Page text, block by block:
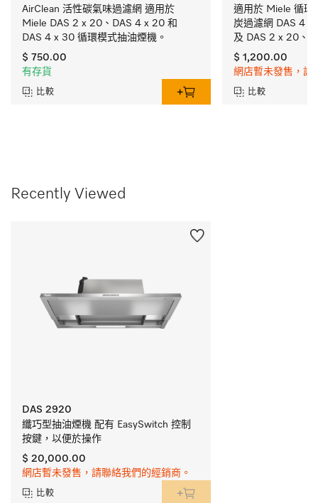
AirClean 活性碳氣味過濾網﻿ 適用於
Miele DAS 2 x 20、DAS 4 x 20 和
DAS 4 x 30 循環模式抽油煙機。
$ 750.00
有存貨
比較
適用於 Miele 循環
炭過濾網 DAS 4 x
及 DAS 2 x 20、
DAS 4 x 30 的
$ 1,200.00
網店暫未發售，請
比較
Recently Viewed
DAS 2920
纖巧型抽油煙機 配有 EasySwitch 控制
按鍵，以便於操作
$ 20,000.00
網店暫未發售，請聯絡我們的經銷商。
比較